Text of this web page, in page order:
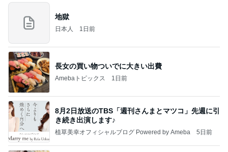
地獄
日本人 1日前
長女の買い物ついでに大きい出費
Amebaトピックス 1日前
8月2日放送のTBS「週刊さんまとマツコ」先週に引
き続き出演します♪
植草美幸オフィシャルブログ Powered by Ameba 5日前